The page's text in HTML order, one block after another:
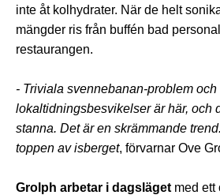
inte åt kolhydrater. När de helt
mängder ris från buffén bad
restaurangen.
- Triviala svennebanan-problem och
lokaltidningsbesvikelser är här, och
stanna. Det är en skrämmande trend.
toppen av isberget, förvarnar Ove
Grolph arbetar i dagsläget med ett